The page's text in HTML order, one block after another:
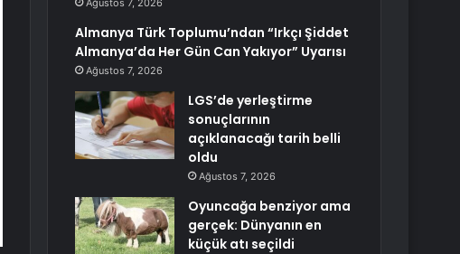
Ağustos 7, 2026
Almanya Türk Toplumu’ndan “Irkçı Şiddet
Almanya’da Her Gün Can Yakıyor” Uyarısı
Ağustos 7, 2026
LGS’de yerleştirme
sonuçlarının
açıklanacağı tarih belli
oldu
Ağustos 7, 2026
Oyuncağa benziyor ama
gerçek: Dünyanın en
küçük atı seçildi